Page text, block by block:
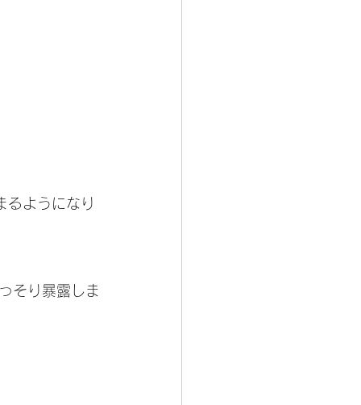
るようになり
そり暴露しま